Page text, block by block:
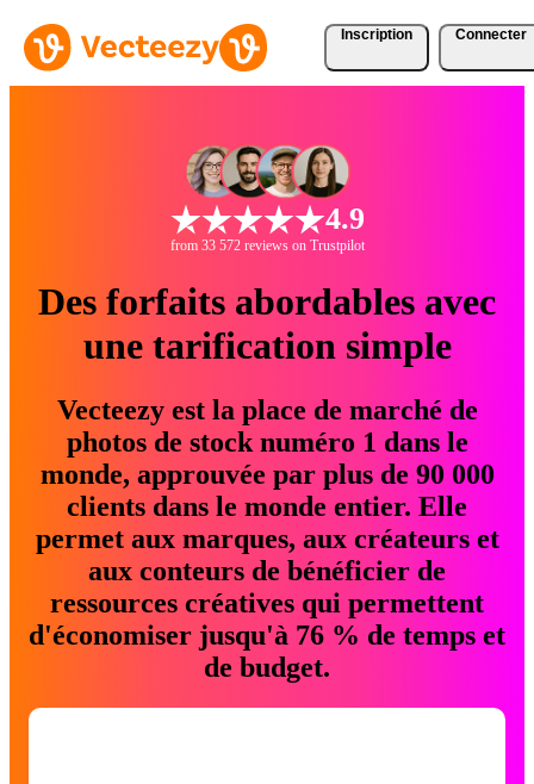
Inscription Connecter
4.9
from 33 572 reviews on Trustpilot
Des forfaits abordables avec
une tarification simple
Vecteezy est la place de marché de
photos de stock numéro 1 dans le
monde, approuvée par plus de 90 000
clients dans le monde entier. Elle
permet aux marques, aux créateurs et
aux conteurs de bénéficier de
ressources créatives qui permettent
d'économiser jusqu'à 76 % de temps et
de budget.